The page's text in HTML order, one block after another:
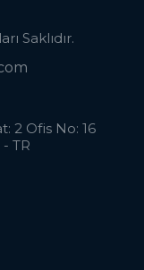
Saklıdır.
2 Ofis No: 16
TR